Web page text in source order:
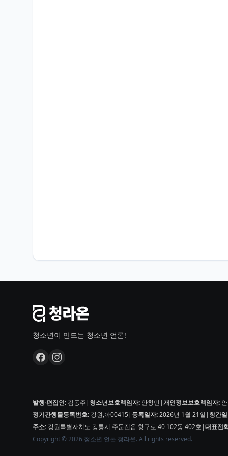
청소년이 만드는 청소년 언론!
발행·편집인: 김동주| 청소년보호책임자: 안창민|개인정보보호책임자:
정기간행물등록번호: 강원,아00415| 등록일자:2026년 1월 21일|창간
주소: 강원특별자치도 강릉시 주문진읍 항구로 40 102동 402호|대표전
Copyright © 2026 청소년 언론 청라온. All rights reserved.